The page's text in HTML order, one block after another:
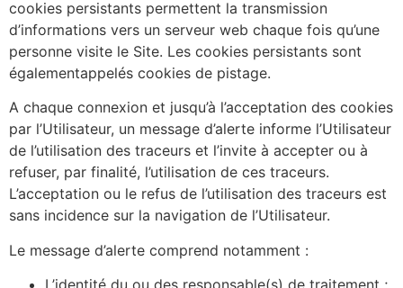
cookies persistants permettent la transmission
d’informations vers un serveur web chaque fois qu’une
personne visite le Site. Les cookies persistants sont
égalementappelés cookies de pistage.
A chaque connexion et jusqu’à l’acceptation des cookies
par l’Utilisateur, un message d’alerte informe l’Utilisateur
de l’utilisation des traceurs et l’invite à accepter ou à
refuser, par finalité, l’utilisation de ces traceurs.
L’acceptation ou le refus de l’utilisation des traceurs est
sans incidence sur la navigation de l’Utilisateur.
Le message d’alerte comprend notamment :